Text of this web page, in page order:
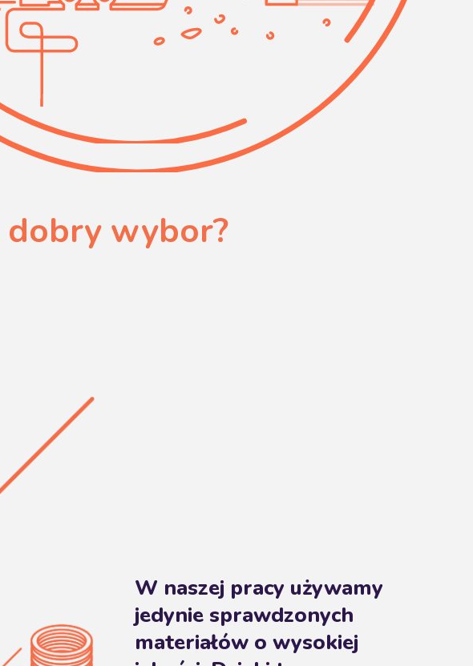
dobry wybor?
W naszej pracy używamy
jedynie sprawdzonych
materiałów o wysokiej